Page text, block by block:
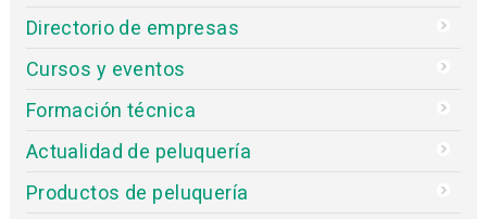
Directorio de empresas
Cursos y eventos
Formación técnica
Actualidad de peluquería
Productos de peluquería